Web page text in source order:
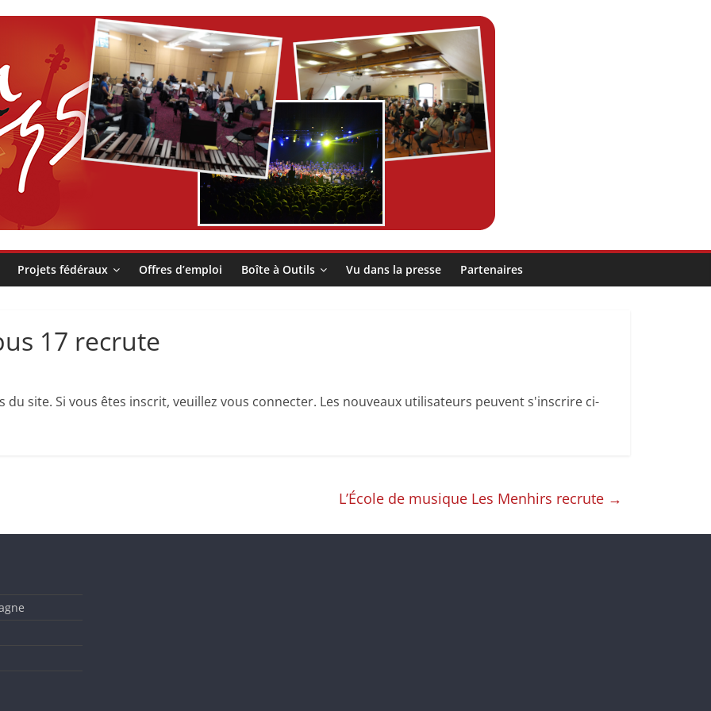
Projets fédéraux Offres d’emploi Boîte à Outils Vu dans la presse Partenaires
17 recrute
du site. Si vous êtes inscrit, veuillez vous connecter. Les nouveaux utilisateurs peuvent s'inscrire ci-
L’École de musique Les Menhirs recrute →